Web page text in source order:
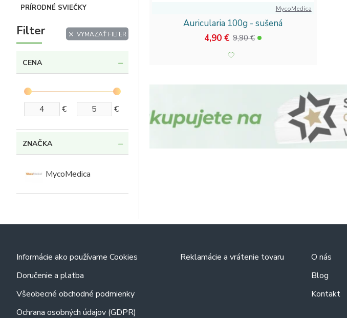
PRÍRODNÉ SVIEČKY
Filter VYMAZAŤ FILTER
CENA
€ €
ZNAČKA
MycoMedica
MycoMedica
Auricularia 100g - sušená
4,90 € 9,90 €
Informácie ako používame Cookies
Doručenie a platba
Všeobecné obchodné podmienky
Ochrana osobných údajov (GDPR)
Reklamácie a vrátenie tovaru
O nás
Blog
Kontakt